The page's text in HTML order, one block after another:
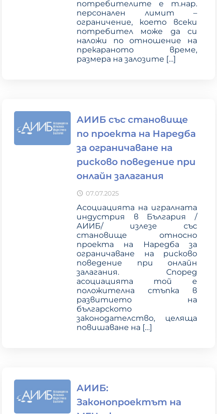
потребителите е т.нар.
персонален лимит –
ограничение, което всеки
потребител може да си
наложи по отношение на
прекараното време,
размера на залозите […]
АИИБ със становище
по проекта на Наредба
за ограничаване на
рисково поведение при
онлайн залагания
07.07.2025
Асоциацията на игралната
индустрия в България /
АИИБ/ излезе със
становище относно
проекта на Наредба за
ограничаване на рисково
поведение при онлайн
залагания. Според
асоциацията той e
положителна стъпка в
развитието на
българското
законодателство, целяща
повишаване на […]
АИИБ:
Законопроектът на